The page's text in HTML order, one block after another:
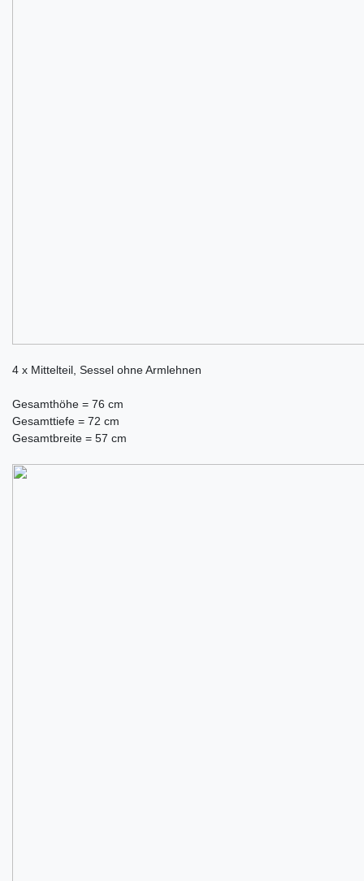
4 x Mittelteil, Sessel ohne Armlehnen
Gesamthöhe = 76 cm
Gesamttiefe = 72 cm
Gesamtbreite = 57 cm